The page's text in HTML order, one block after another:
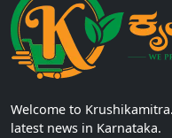
Welcome to
latest news in Karnataka.